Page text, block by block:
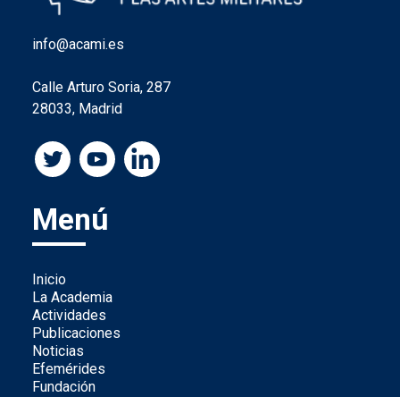
info@acami.es
Calle Arturo Soria, 287
28033, Madrid
Menú
Inicio
La Academia
Actividades
Publicaciones
Noticias
Efemérides
Fundación